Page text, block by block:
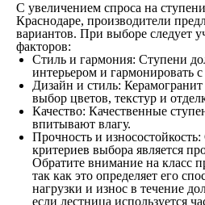
С увеличением спроса на
Краснодаре, производители
вариантов. При выборе следует
факторов:
Стиль и гармония: Ступени
интерьером и гармонировать
Дизайн и стиль:
выбор цветов, текстур и
Качество: Качественные
впитывают влагу.
Прочность и
критериев выбора является
Обратите внимание на класс
так как это определяет его
нагрузки и износ в течение
если лестница используется